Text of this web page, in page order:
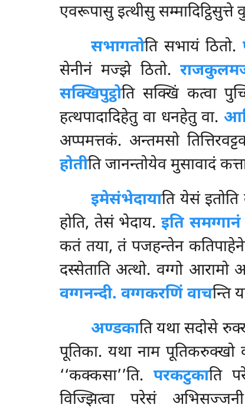
एवरूपासु इत्थीसु
सभागतोति सभायं ठितो.
सेनीनं मज्झे ठितो.
सक्खिपुट्ठोति सक्खिं कत्वा
हत्थपादादिहेतु वा धनहेतु वा.
अप्पमत्तकं. अन्तमसो
होतीति जानन्तोयेव मुसावादं
इमेसंभेदायाति येसं
होति, तेसं भेदाय. इति
कतं तया, तं पजहन्तेन
दस्सेताति अत्थो. वग्गो आरामो
वग्गनन्दी. वग्गकरणिं वाचन्ति
अण्डकाति यथा सदोसे
पूतिका. यथा नाम पूतिकरुक्खो
‘‘कक्कसा’’ति. परकटुकाति
विज्झित्वा परेसं